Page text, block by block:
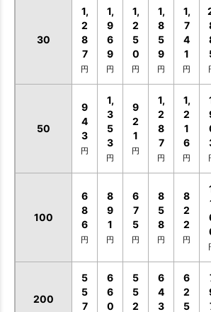
30
1,
2
8
7
円
1,
9
6
9
円
1,
2
5
0
円
1,
8
5
9
円
1,
7
4
1
円
50
9
4
3
円
1,
3
5
3
円
9
2
1
円
1,
2
8
7
円
1,
2
1
6
円
100
6
8
6
円
8
9
1
円
6
7
5
円
8
5
8
円
8
2
2
円
200
5
5
7
6
6
0
5
5
2
6
4
3
6
2
5